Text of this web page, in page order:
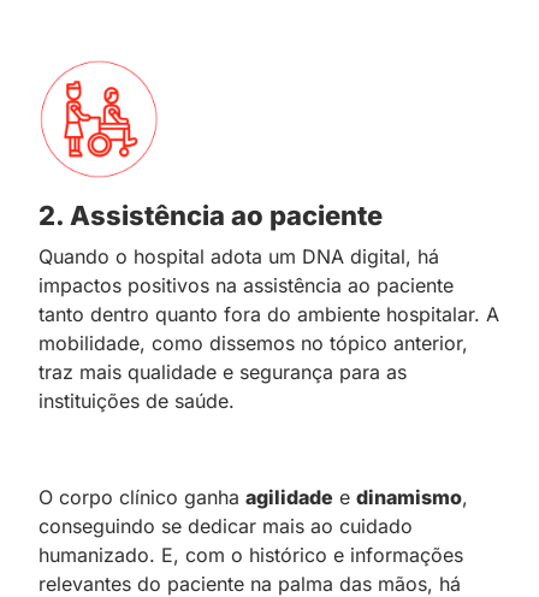
2. Assistência ao paciente
Quando o hospital adota um DNA digital, há
impactos positivos na assistência ao paciente
tanto dentro quanto fora do ambiente hospitalar. A
mobilidade, como dissemos no tópico anterior,
traz mais qualidade e segurança para as
instituições de saúde.
O corpo clínico ganha agilidade e dinamismo,
conseguindo se dedicar mais ao cuidado
humanizado. E, com o histórico e informações
relevantes do paciente na palma das mãos, há